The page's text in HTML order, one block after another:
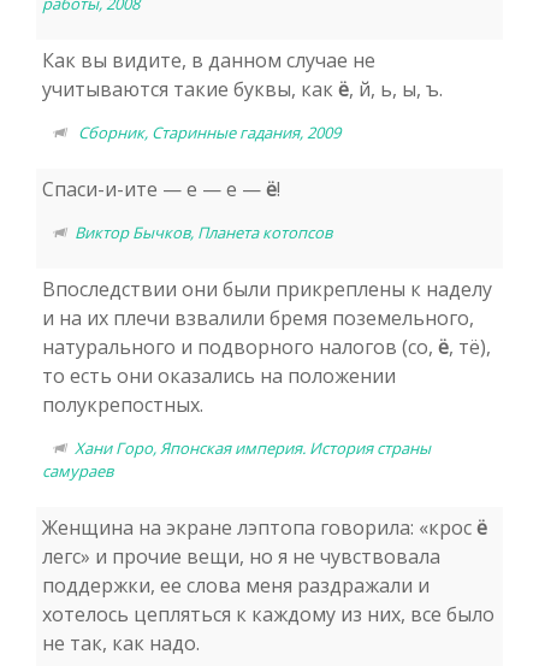
Как вы видите, в данном случае не
учитываются такие буквы, как ё, й, ь, ы, ъ.
Сборник, Старинные гадания, 2009
Спаси-и-ите — е — е —ё!
Виктор Бычков, Планета котопсов
Впоследствии они были прикреплены к наделу
и на их плечи взвалили бремя поземельного,
натурального и подворного налогов (со, ё, тё),
то есть они оказались на положении
полукрепостных.
Хани Горо, Японская империя. История страны
самураев
Женщина на экране лэптопа говорила: «кросё
легс» и прочие вещи, но я не чувствовала
поддержки, ее слова меня раздражали и
хотелось цепляться к каждому из них, все было
не так, как надо.